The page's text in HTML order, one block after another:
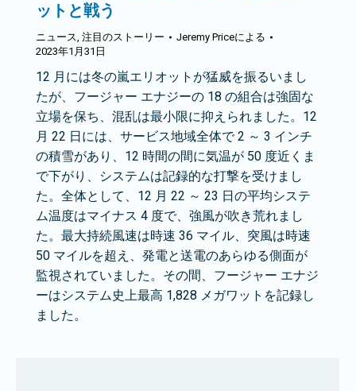
ットと戦う
ニュース, 注目のストーリー Jeremy Priceによる
2023年1月31日
12 月には冬の嵐エリオットが猛威を振るいまし
たが、フージャー エナジーの 18 の組合は強固な
立場を保ち、混乱は最小限に抑えられました。12
月 22 日には、サービス地域全体で 2 ～ 3 インチ
の積雪があり、12 時間の間に気温が 50 度近くま
で下がり、システムは記録的な打撃を受けまし
た。全体として、12 月 22 ～ 23 日の平均システ
ム温度はマイナス 4 度で、強風が吹き荒れまし
た。最大持続風速は時速 36 マイル、突風は時速
50 マイルを超え、発電と送電のあらゆる側面が
監視されていました。その間、フージャー エナジ
ーはシステム史上最高 1,828 メガワットを記録し
ました。